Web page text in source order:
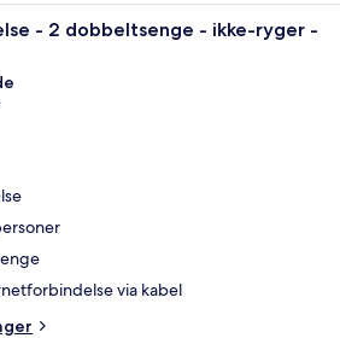
Et moderne hotelværelse
- 2 dobbeltsenge - ikke-ryger -
via kabel